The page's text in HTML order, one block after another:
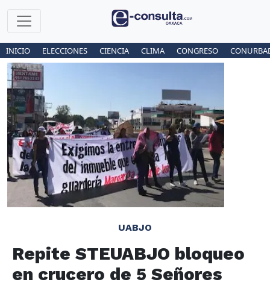
INICIO ELECCIONES CIENCIA CLIMA CONGRESO
UABJO
Repite STEUABJO bloqueo
en crucero de 5 Señores